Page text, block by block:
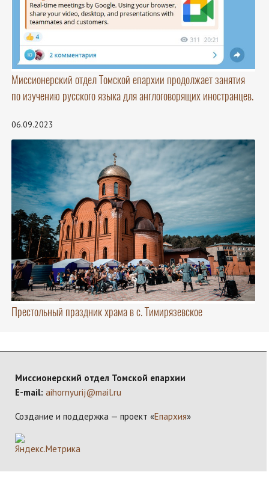
Миссионерский отдел Томской епархии продолжает занятия
по изучению русского языка для англоговорящих иностранцев.
06.09.2023
Престольный праздник храма в с. Тимирязевское
Миссионерский отдел Томской епархии
E-mail: aihornyurij@mail.ru
Создание и поддержка — проект «Епархия»